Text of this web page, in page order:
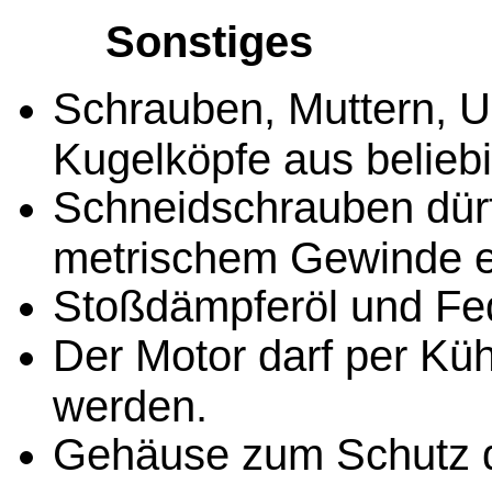
Sonstiges
Schrauben, Muttern,
Kugelköpfe aus
Schneidschrauben
metrischem Gewinde
Stoßdämpferöl und
Der Motor darf per
werden.
Gehäuse zum Schutz